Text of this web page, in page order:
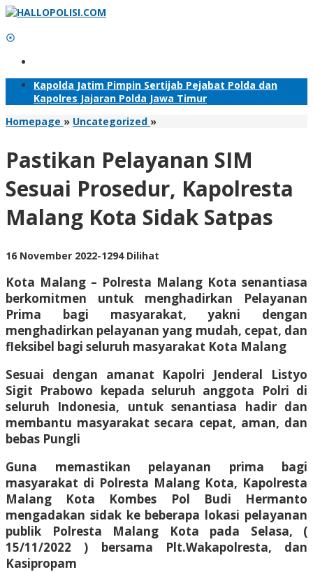
Lewati
konten
Kapolda Jatim Pimpin Sertijab Pejabat Polda dan
Kapolres Jajaran Polda Jawa Timur
Homepage » Uncategorized »Pastikan
Sesuai
Kapolresta
Malang
Kota
Sidak
Pastikan Pelayanan SIM
Sesuai Prosedur, Kapolresta
Malang Kota Sidak Satpas
16 November 2022oleh
-1294 Dilihat
Kota Malang – Polresta Malang Kota senantiasa
berkomitmen untuk menghadirkan Pelayanan
Prima bagi masyarakat, yakni dengan
menghadirkan pelayanan yang mudah, cepat, dan
fleksibel bagi seluruh masyarakat Kota Malang
Sesuai dengan amanat Kapolri Jenderal Listyo
Sigit Prabowo kepada seluruh anggota Polri di
seluruh Indonesia, untuk senantiasa hadir dan
membantu masyarakat secara cepat, aman, dan
bebas Pungli
Guna memastikan pelayanan prima bagi
masyarakat di Polresta Malang Kota, Kapolresta
Malang Kota Kombes Pol Budi Hermanto
mengadakan sidak ke beberapa lokasi pelayanan
publik Polresta Malang Kota pada Selasa, (
15/11/2022 ) bersama Plt.Wakapolresta, dan
Kasipropam